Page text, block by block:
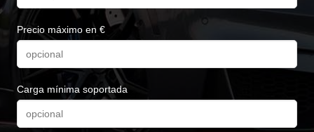
Precio máximo en €
Carga mínima soportada